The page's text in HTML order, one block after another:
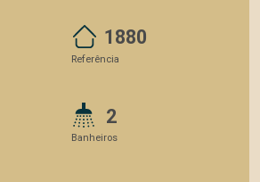
1880
Referência
2
Banheiros